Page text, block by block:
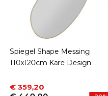
Spiegel Shape Messing
110x120cm Kare Design
Prijs
€ 359,20
Normale prijs